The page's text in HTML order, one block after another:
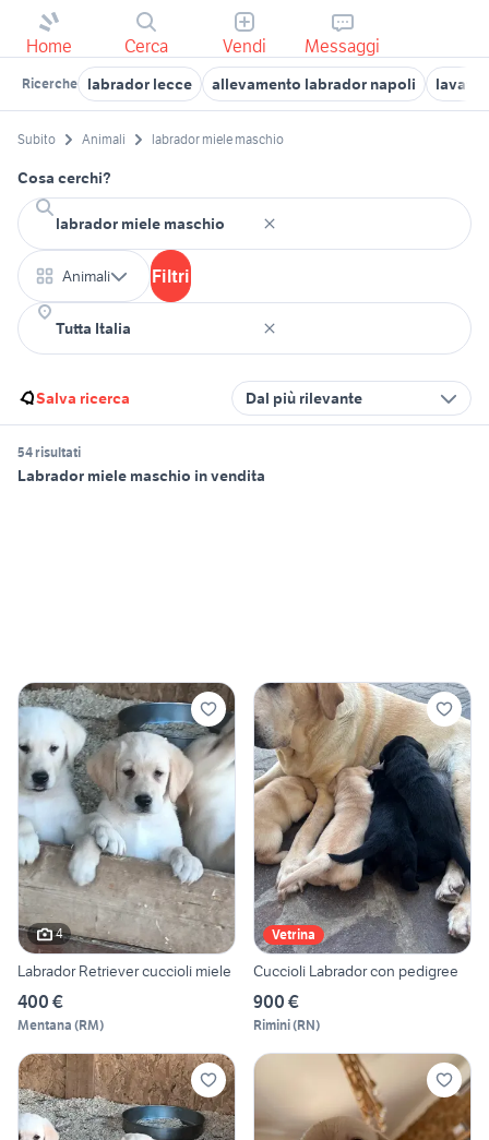
Home Cerca Vendi Messaggi
Ricerche labrador lecce allevamento labrador napoli
Subito Animali labrador miele maschio
Cosa cerchi?
Animali Filtri
Salva ricerca Dal più rilevante
54 risultati
Labrador miele maschio in vendita
4
Labrador Retriever cuccioli miele
400 €
Mentana (RM)
Vetrina
Cuccioli Labrador con pedigree
900 €
Rimini(RN)